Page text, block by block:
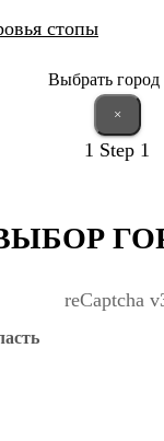
Выбрать город
×
1 Step 1
reCaptcha